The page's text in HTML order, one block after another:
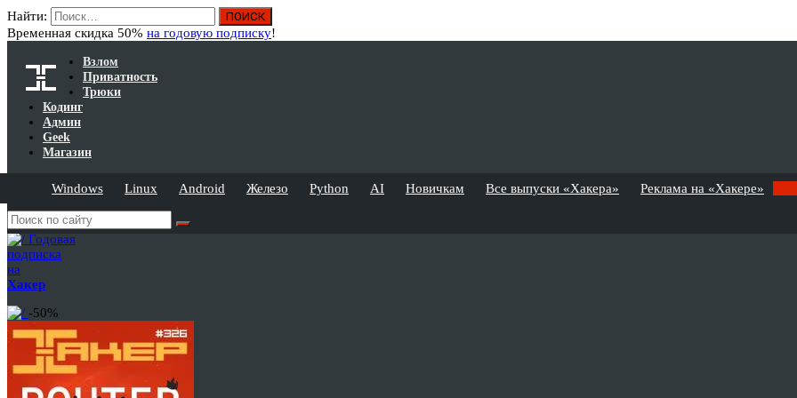
Найти:
Временная скидка 50% на годовую подписку!
Взлом
Приватность
Трюки
Кодинг
Админ
Geek
Магазин
Windows Linux Android Железо Python AI Новичкам Все выпуски «Хакера» Реклама на «Хакере»
Годовая
подписка
на
Хакер
-50%